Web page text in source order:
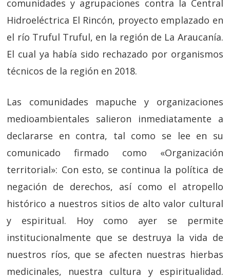
comunidades y agrupaciones contra la Central
Hidroeléctrica El Rincón, proyecto emplazado en
el río Truful Truful, en la región de La Araucanía.
El cual ya había sido rechazado por organismos
técnicos de la región en 2018.
Las comunidades mapuche y organizaciones
medioambientales salieron inmediatamente a
declararse en contra, tal como se lee en su
comunicado firmado como «Organización
territorial»: Con esto, se continua la política de
negación de derechos, así como el atropello
histórico a nuestros sitios de alto valor cultural
y espiritual. Hoy como ayer se permite
institucionalmente que se destruya la vida de
nuestros ríos, que se afecten nuestras hierbas
medicinales, nuestra cultura y espiritualidad.